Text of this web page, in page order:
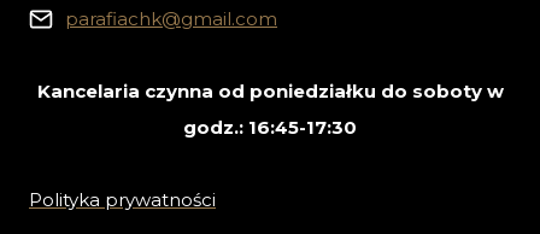
parafiachk@gmail.com
Kancelaria czynna od poniedziałku do soboty w
godz.: 16:45-17:30
Polityka prywatności